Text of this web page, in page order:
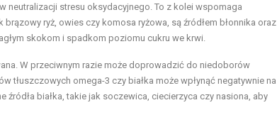
neutralizacji stresu oksydacyjnego. To z kolei wspomaga
ryż, owies czy komosa ryżowa, są źródłem błonnika oraz
skokom i spadkom poziomu cukru we krwi.
W przeciwnym razie może doprowadzić do niedoborów
tłuszczowych omega-3 czy białka może wpłynąć negatywnie na
białka, takie jak soczewica, ciecierzyca czy nasiona, aby